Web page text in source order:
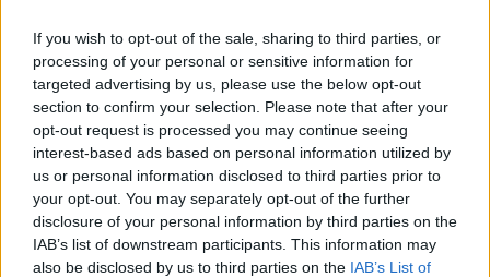
If you wish to opt-out of the sale, sharing to third parties, or
processing of your personal or sensitive information for
targeted advertising by us, please use the below opt-out
section to confirm your selection. Please note that after your
opt-out request is processed you may continue seeing
interest-based ads based on personal information utilized by
us or personal information disclosed to third parties prior to
your opt-out. You may separately opt-out of the further
disclosure of your personal information by third parties on the
IAB’s list of downstream participants. This information may
also be disclosed by us to third parties on the IAB’s List of
faktiskt en sorts Vermoth, det må vara den
absolut vanligaste, och det står Martini större på
flaskan än vad det står Vermoth så till viss del kan
man förstå förvirringen. Hur som helst så är det
en vanlig ingrediens i ett flertal olika cocktails,
bland annatDry Martini och Vodka Martini.
Används till